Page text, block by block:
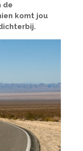
de
komt jou